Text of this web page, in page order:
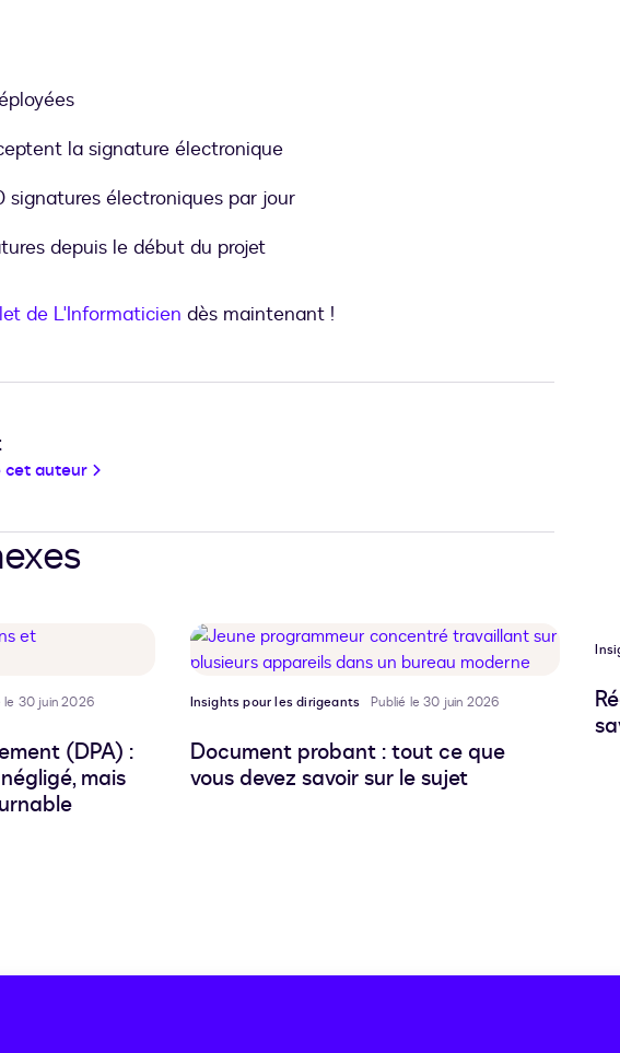
la signature électronique
électroniques par jour
depuis le début du projet
de L'Informaticien dès maintenant !
cet auteur
le 30 juin 2026
(DPA) :
mais
Insights pour les dirigeants Publié le 30 juin 2026
Document probant : tout ce que
vous devez savoir sur le sujet